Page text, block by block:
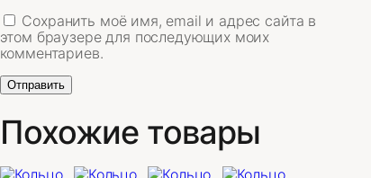
Сохранить моё имя, email и адрес сайта в
этом браузере для последующих моих
комментариев.
Похожие товары